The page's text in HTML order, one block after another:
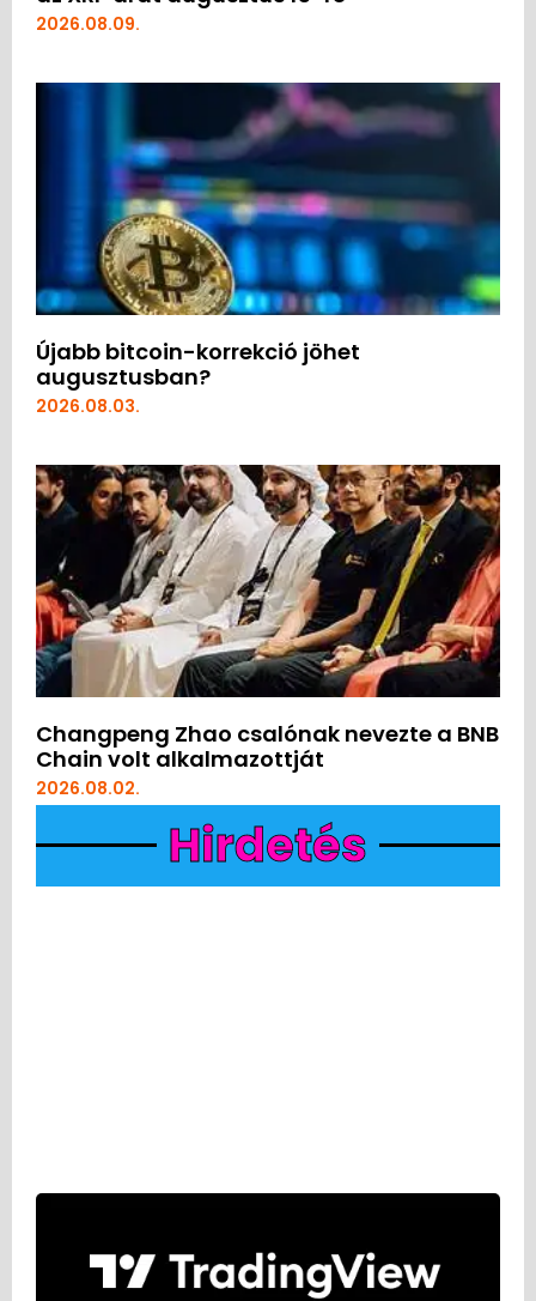
2026.08.09.
Újabb bitcoin-korrekció jöhet
augusztusban?
2026.08.03.
Changpeng Zhao csalónak nevezte a BNB
Chain volt alkalmazottját
2026.08.02.
Hirdetés